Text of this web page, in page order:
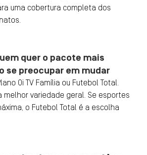
uma cobertura completa dos
quer o pacote mais
se preocupar em mudar
Oi TV Família ou Futebol Total.
melhor variedade geral. Se esportes
o Futebol Total é a escolha